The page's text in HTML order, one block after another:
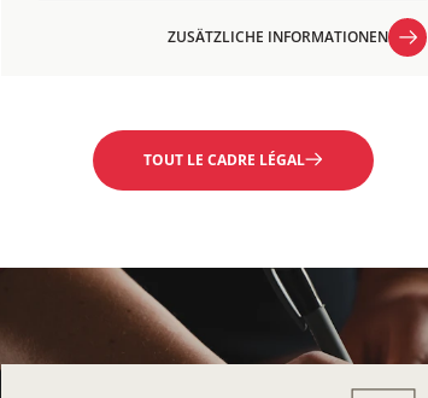
ZUSÄTZLICHE INFORMATIONEN
TOUT LE CADRE LÉGAL